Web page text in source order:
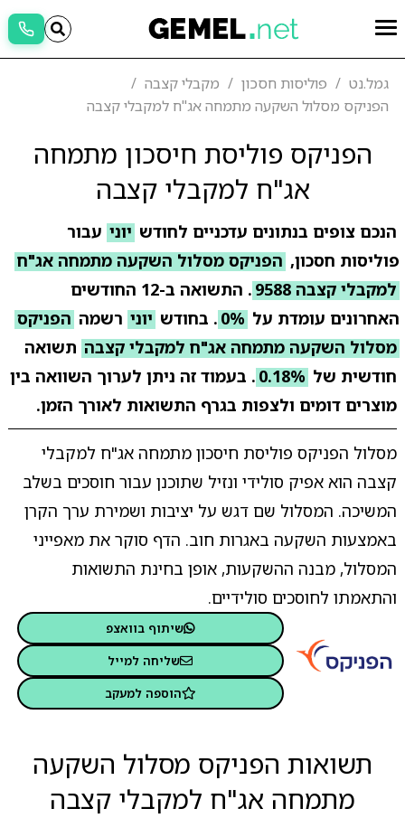
גמל.נט פוליסות חסכון
מקבלי קצבה
הפניקס מסלול השקעה מתמחה אג"ח למקבלי קצבה
הפניקס פוליסת חיסכון מתמחה
אג"ח למקבלי קצבה
הנכם צופים בנתונים עדכניים לחודש יוני עבור
פוליסות חסכון, הפניקס מסלול השקעה מתמחה אג"ח
למקבלי קצבה 9588
. התשואה ב-12 החודשים
האחרונים עומדת על 0% . בחודש יוני רשמה הפניקס
מסלול השקעה מתמחה אג"ח למקבלי קצבה תשואה
חודשית של 0.18% . בעמוד זה ניתן לערוך השוואה בין
מוצרים דומים ולצפות בגרף התשואות לאורך הזמן.
מסלול הפניקס פוליסת חיסכון מתמחה אג"ח למקבלי
קצבה הוא אפיק סולידי ונזיל שתוכנן עבור חוסכים בשלב
המשיכה. המסלול שם דגש על יציבות ושמירת ערך הקרן
באמצעות השקעה באגרות חוב. הדף סוקר את מאפייני
המסלול, מבנה ההשקעות, אופן בחינת התשואות
והתאמתו לחוסכים סולידיים.
שיתוף בוואצפ
שליחה למייל
הוספה למעקב
תשואות הפניקס מסלול השקעה
מתמחה אג"ח למקבלי קצבה